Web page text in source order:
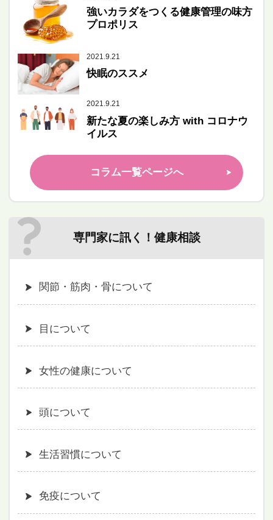
強いカラダをつくる健康管理の味方
プロポリス
2021.9.21
快眠のススメ
2021.9.21
新たな夏の楽しみ方 with コロナウ
イルス
コラム一覧ページへ
専門家に訊く！健康相談
関節・筋肉・骨について
目について
女性の健康について
頭について
生活習慣について
免疫について